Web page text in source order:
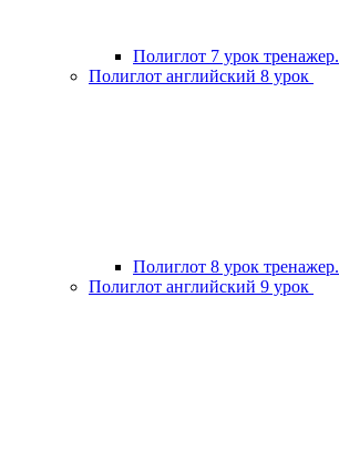
Полиглот 7 урок тренажер.
Полиглот английский 8 урок
Полиглот 8 урок тренажер.
Полиглот английский 9 урок